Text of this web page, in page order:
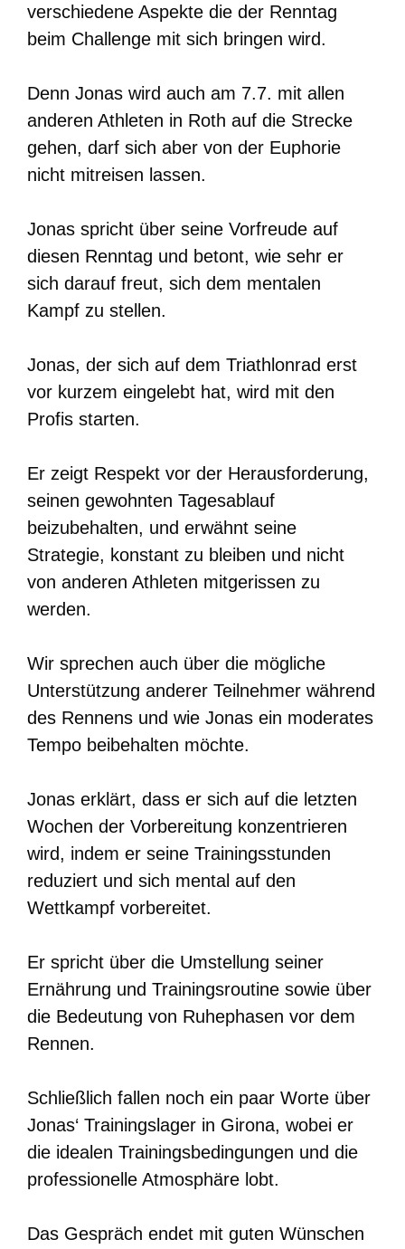
verschiedene Aspekte die der Renntag
beim Challenge mit sich bringen wird.
Denn Jonas wird auch am 7.7. mit allen
anderen Athleten in Roth auf die Strecke
gehen, darf sich aber von der Euphorie
nicht mitreisen lassen.
Jonas spricht über seine Vorfreude auf
diesen Renntag und betont, wie sehr er
sich darauf freut, sich dem mentalen
Kampf zu stellen.
Jonas, der sich auf dem Triathlonrad erst
vor kurzem eingelebt hat, wird mit den
Profis starten.
Er zeigt Respekt vor der Herausforderung,
seinen gewohnten Tagesablauf
beizubehalten, und erwähnt seine
Strategie, konstant zu bleiben und nicht
von anderen Athleten mitgerissen zu
werden.
Wir sprechen auch über die mögliche
Unterstützung anderer Teilnehmer während
des Rennens und wie Jonas ein moderates
Tempo beibehalten möchte.
Jonas erklärt, dass er sich auf die letzten
Wochen der Vorbereitung konzentrieren
wird, indem er seine Trainingsstunden
reduziert und sich mental auf den
Wettkampf vorbereitet.
Er spricht über die Umstellung seiner
Ernährung und Trainingsroutine sowie über
die Bedeutung von Ruhephasen vor dem
Rennen.
Schließlich fallen noch ein paar Worte über
Jonas‘ Trainingslager in Girona, wobei er
die idealen Trainingsbedingungen und die
professionelle Atmosphäre lobt.
Das Gespräch endet mit guten Wünschen